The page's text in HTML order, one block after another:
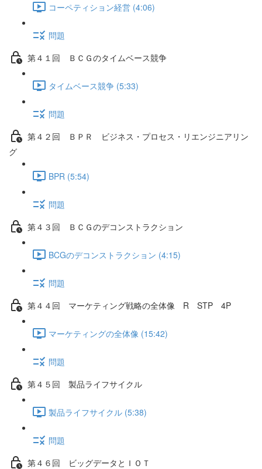
コーペティション経営 (4:06)
問題
第４１回 ＢＣＧのタイムベース競争
タイムベース競争 (5:33)
問題
第４２回 ＢＰＲ ビジネス・プロセス・リエンジニアリン
グ
BPR (5:54)
問題
第４３回 ＢＣＧのデコンストラクション
BCGのデコンストラクション (4:15)
問題
第４４回 マーケティング戦略の全体像 R STP 4P
マーケティングの全体像 (15:42)
問題
第４５回 製品ライフサイクル
製品ライフサイクル (5:38)
問題
第４６回 ビッグデータとＩＯＴ